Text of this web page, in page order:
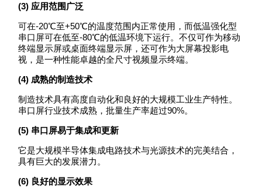
(3) 应用范围广泛
可在-20℃至+50℃的温度范围内正常使用，而低温强化型
串口屏可在低至-80℃的低温环境下运行。不仅可作为移动
终端显示屏或桌面终端显示屏，还可作为大屏幕投影电
视，是一种性能卓越的全尺寸视频显示终端。
(4) 成熟的制造技术
制造技术具有高度自动化和良好的大规模工业生产特性。
串口屏行业技术成熟，批量生产率超过90%。
(5) 串口屏易于集成和更新
它是大规模半导体集成电路技术与光源技术的完美结合，
具有巨大的发展潜力。
(6) 良好的显示效果